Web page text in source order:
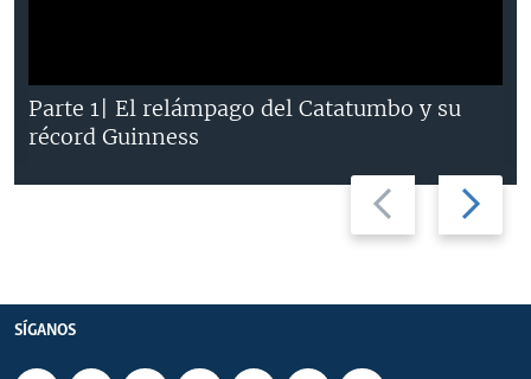
Previous
slide
Next
slide
Parte 1| El relámpago del Catatumbo y su
récord Guinness
SÍGANOS